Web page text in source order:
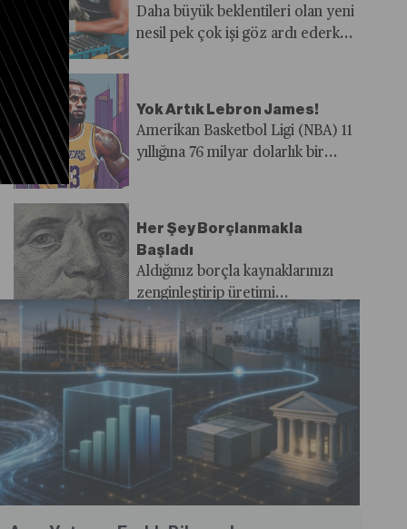
Daha büyük beklentileri olan yeni
nesil pek çok işi göz ardı ederken
yaka sorunu nasıl çözülecek?
Yok Artık Lebron James!
Amerikan Basketbol Ligi (NBA) 11
yıllığına 76 milyar dolarlık bir
açısından önemli bir dönemece
işaret ediyor.
Her Şey Borçlanmakla
Başladı
Aldığınız borçla kaynaklarınızı
zenginleştirip üretimi
artıramazsanız borç can yakar.
Bir Ekosistem Olduğumuzu
Bir Türlü Anlayamadık
Öyle bir dönemden geçiyoruz ki,
hepimiz birimiz, birimiz hepimiz
Yeni Nesil CFO’lardan
Beklenti Çok Yüksek